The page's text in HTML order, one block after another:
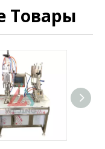
Tовары